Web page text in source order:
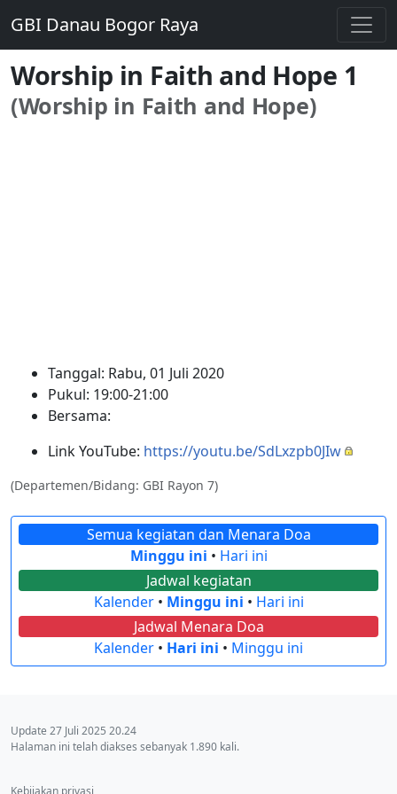
GBI Danau Bogor Raya
Worship in Faith and Hope 1
(Worship in Faith and Hope)
Tanggal: Rabu, 01 Juli 2020
Pukul: 19:00-21:00
Bersama:
Link YouTube: https://youtu.be/SdLxzpb0JIw
(Departemen/Bidang: GBI Rayon 7)
Semua kegiatan dan Menara Doa
Minggu ini • Hari ini
Jadwal kegiatan
Kalender• Minggu ini • Hari ini
Jadwal Menara Doa
Kalender • Hari ini • Minggu ini
Update 27 Juli 2025 20.24
Halaman ini telah diakses sebanyak 1.890 kali.